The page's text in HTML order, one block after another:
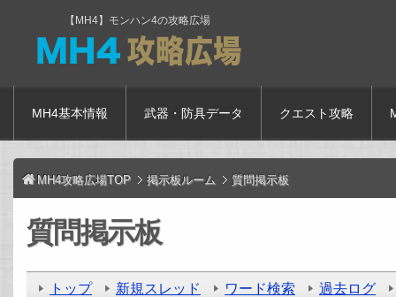
【MH4】モンハン4の攻略広場
MH4基本情報 武器・防具データ クエスト攻略
MH4攻略広場TOP 掲示板ルーム 質問掲示板
質問掲示板
トップ 新規スレッド ワード検索 過去ログ